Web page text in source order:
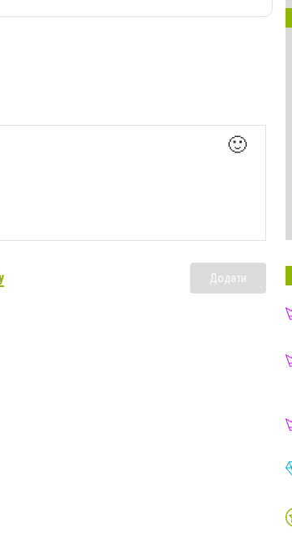
🙂
Додати